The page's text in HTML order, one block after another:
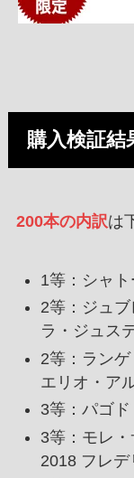
購入検証結
200本の内訳は
1等：シャ
2等：ジュ
ラ・ジュス
2等：ラン
エリオ・ア
3等：パゴ
3等：モレ
2018 フレ